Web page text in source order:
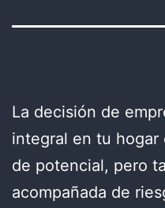
La decisión de
integral en tu hogar
de potencial, pero
acompañada de